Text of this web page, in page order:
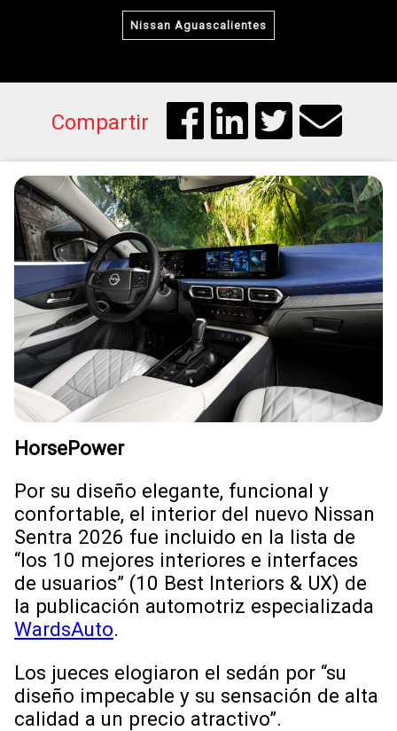
Nissan Aguascalientes
Compartir
HorsePower
Por su diseño elegante, funcional y
confortable, el interior del nuevo Nissan
Sentra 2026 fue incluido en la lista de
“los 10 mejores interiores e interfaces
de usuarios” (10 Best Interiors & UX) de
la publicación automotriz especializada
WardsAuto.
Los jueces elogiaron el sedán por “su
diseño impecable y su sensación de alta
calidad a un precio atractivo”.